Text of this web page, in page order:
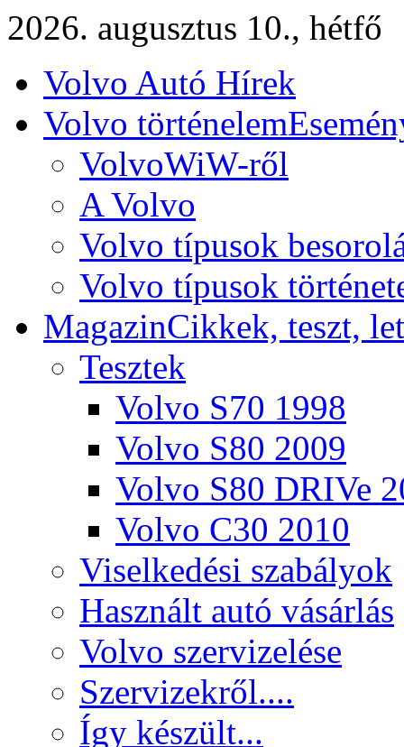
2026. augusztus 10., hétfő
Volvo Autó Hírek
Volvo történelem
VolvoWiW-ről
A Volvo
Volvo típusok
Volvo típusok
MagazinCikkek, teszt,
Tesztek
Volvo S70 1998
Volvo S80 2009
Volvo S80 DRIVe
Volvo C30 2010
Viselkedési szabályok
Használt autó vásárlás
Volvo szervizelése
Szervizekről....
Így készült...